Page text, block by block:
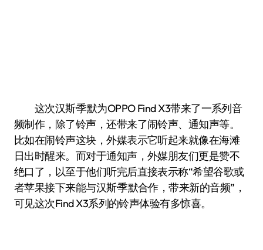
这次汉斯·季默为OPPO Find X3带来了一系列音
频制作，除了铃声，还带来了闹铃声、通知声等。
比如在闹铃声这块，外媒表示它听起来就像在海滩
日出时醒来。而对于通知声，外媒朋友们更是赞不
绝口了，以至于他们听完后直接表示称“希望谷歌或
者苹果接下来能与汉斯·季默合作，带来新的音频”，
可见这次Find X3系列的铃声体验有多惊喜。